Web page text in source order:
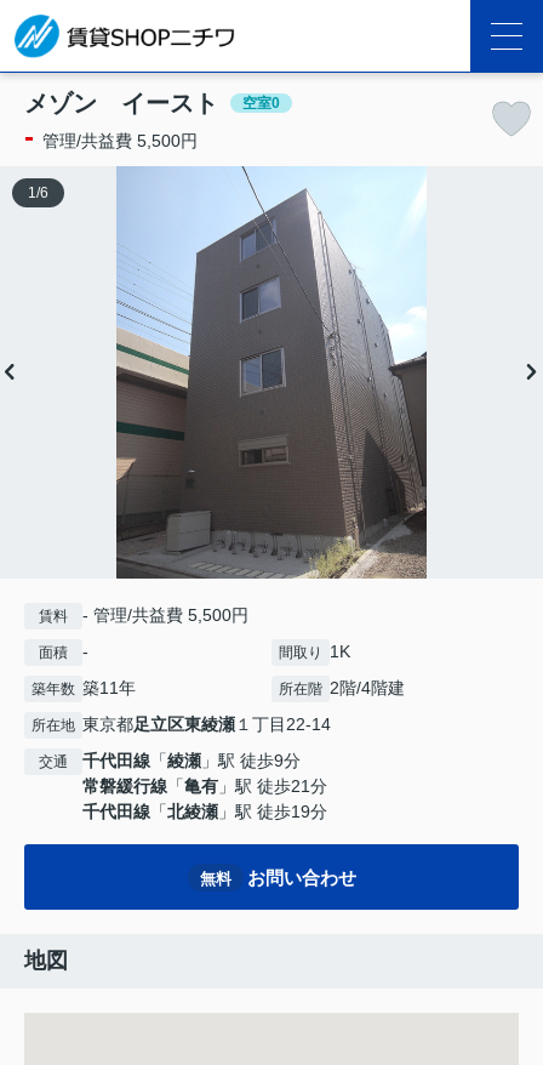
メゾン イースト 空室0
- 管理/共益費 5,500円
1 /6
賃料 - 管理/共益費 5,500円
面積 - 間取り 1K
築年数 築11年 所在階 2階/4階建
所在地 東京都足立区東綾瀬 １丁目22-14
交通 千代田線 「綾瀬 」駅 徒歩9分
常磐緩行線 「亀有 」駅 徒歩21分
千代田線 「北綾瀬 」駅 徒歩19分
無料 お問い合わせ
地図